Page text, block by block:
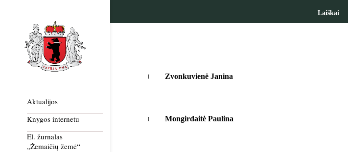
Laiškai
Aktualijos
Knygos internetu
El. žurnalas
„Žemaičių žemė“
Zvonkuvienė Janina
Mongirdaitė Paulina